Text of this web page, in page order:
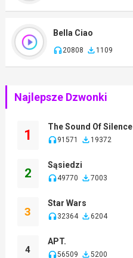
Bella Ciao
20808 1109
Najlepsze Dzwonki
1
The Sound Of Silence
91571 19372
2
Sąsiedzi
49770 7003
3
Star Wars
32364 6204
4
APT.
56509 5200